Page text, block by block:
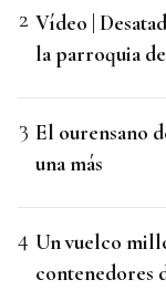
Vídeo |
la parroquia
El ourensano
una más
Un vuelco
contenedores